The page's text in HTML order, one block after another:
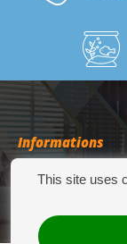
Informations
Catégories
This site uses